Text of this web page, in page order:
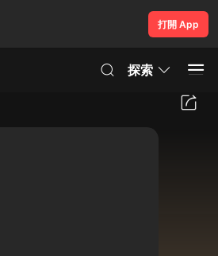
打開 App
探索